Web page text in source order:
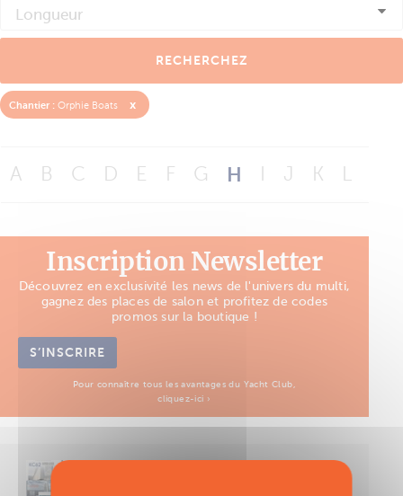
Longueur
RECHERCHEZ
Chantier : Orphie Boats x
A B C D E F G H J K L
Inscription Newsletter
Découvrez en exclusivité les news de l'univers du multi,
gagnez des places de salon et profitez de codes
promos sur la boutique !
S’INSCRIRE
Pour connaître tous les avantages du Yacht Club,
cliquez-ici ›